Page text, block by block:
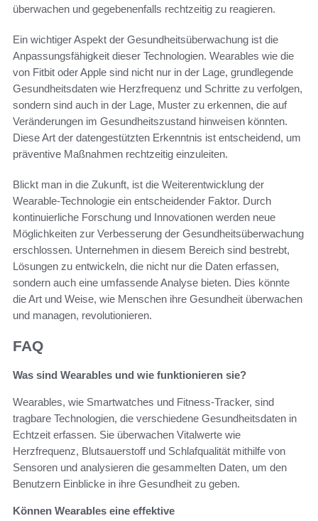
überwachen und gegebenenfalls rechtzeitig zu reagieren.
Ein wichtiger Aspekt der Gesundheitsüberwachung ist die
Anpassungsfähigkeit dieser Technologien. Wearables wie die
von Fitbit oder Apple sind nicht nur in der Lage, grundlegende
Gesundheitsdaten wie Herzfrequenz und Schritte zu verfolgen,
sondern sind auch in der Lage, Muster zu erkennen, die auf
Veränderungen im Gesundheitszustand hinweisen könnten.
Diese Art der datengestützten Erkenntnis ist entscheidend, um
präventive Maßnahmen rechtzeitig einzuleiten.
Blickt man in die Zukunft, ist die Weiterentwicklung der
Wearable-Technologie ein entscheidender Faktor. Durch
kontinuierliche Forschung und Innovationen werden neue
Möglichkeiten zur Verbesserung der Gesundheitsüberwachung
erschlossen. Unternehmen in diesem Bereich sind bestrebt,
Lösungen zu entwickeln, die nicht nur die Daten erfassen,
sondern auch eine umfassende Analyse bieten. Dies könnte
die Art und Weise, wie Menschen ihre Gesundheit überwachen
und managen, revolutionieren.
FAQ
Was sind Wearables und wie funktionieren sie?
Wearables, wie Smartwatches und Fitness-Tracker, sind
tragbare Technologien, die verschiedene Gesundheitsdaten in
Echtzeit erfassen. Sie überwachen Vitalwerte wie
Herzfrequenz, Blutsauerstoff und Schlafqualität mithilfe von
Sensoren und analysieren die gesammelten Daten, um den
Benutzern Einblicke in ihre Gesundheit zu geben.
Können Wearables eine effektive